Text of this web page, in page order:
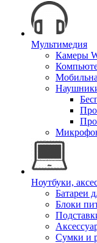
Мультимедия
Камеры
Ноутбуки,
Батареи
Блоки
Сумки и